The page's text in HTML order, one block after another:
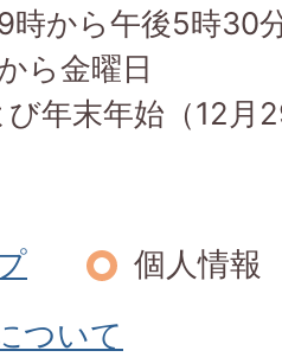
時から午後5時30
ら金曜日
年末年始（12月
個人情報
ついて